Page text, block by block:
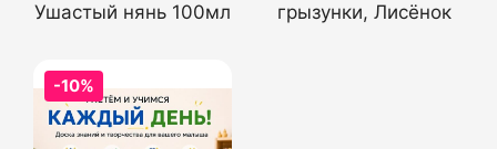
Ушастый нянь 100мл
грызунки, Лисёнок
-10%